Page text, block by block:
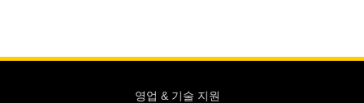
영업 & 기술 지원